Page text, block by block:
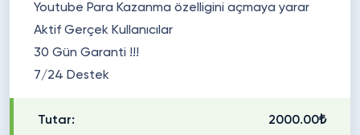
Youtube Para Kazanma özelligini açmaya yarar
Aktif Gerçek Kullanıcılar
30 Gün Garanti !!!
7/24 Destek
Tutar: 2000.00₺